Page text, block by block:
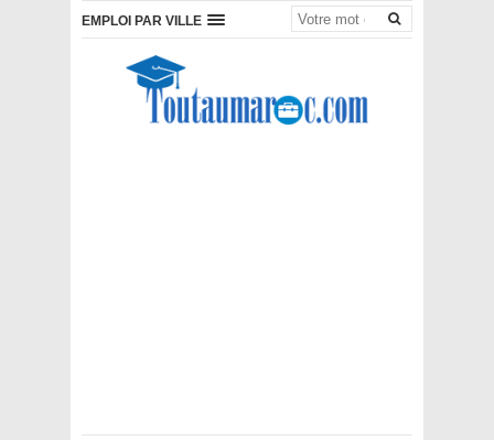
EMPLOI PAR VILLE